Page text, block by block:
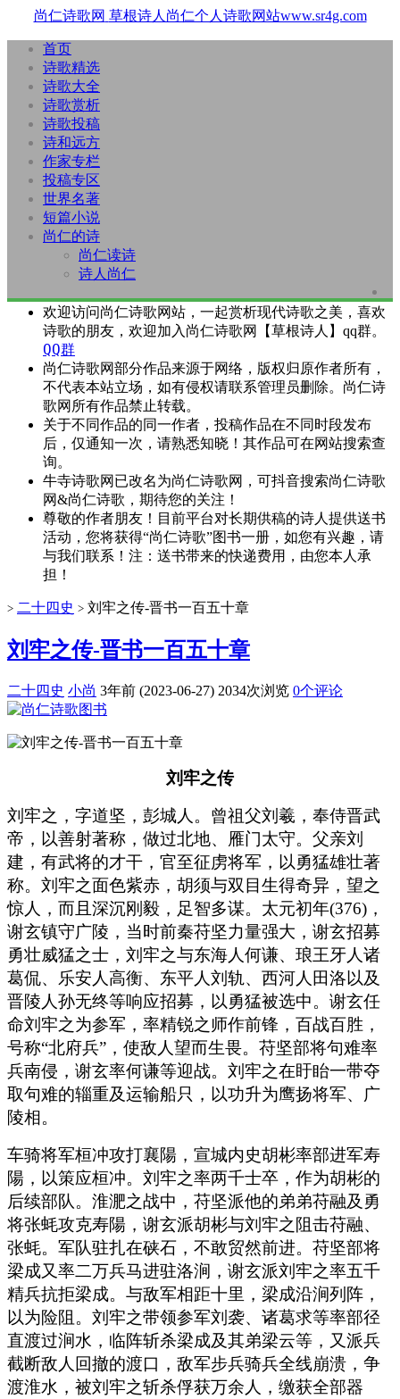
尚仁诗歌网 草根诗人尚仁个人诗歌网站www.sr4g.com
首页
诗歌精选
诗歌大全
诗歌赏析
诗歌投稿
诗和远方
作家专栏
投稿专区
世界名著
短篇小说
尚仁的诗
尚仁读诗
诗人尚仁
欢迎访问尚仁诗歌网站，一起赏析现代诗歌之美，喜欢
诗歌的朋友，欢迎加入尚仁诗歌网【草根诗人】qq群。
QQ群
尚仁诗歌网部分作品来源于网络，版权归原作者所有，
不代表本站立场，如有侵权请联系管理员删除。尚仁诗
歌网所有作品禁止转载。
关于不同作品的同一作者，投稿作品在不同时段发布
后，仅通知一次，请熟悉知晓！其作品可在网站搜索查
询。
牛寺诗歌网已改名为尚仁诗歌网，可抖音搜索尚仁诗歌
网&尚仁诗歌，期待您的关注！
尊敬的作者朋友！目前平台对长期供稿的诗人提供送书
活动，您将获得“尚仁诗歌”图书一册，如您有兴趣，请
与我们联系！注：送书带来的快递费用，由您本人承
担！
> 二十四史 > 刘牢之传-晋书一百五十章
刘牢之传-晋书一百五十章
二十四史 小尚 3年前 (2023-06-27) 2034次浏览 0个评论
刘牢之传
刘牢之，字道坚，彭城人。曾祖父刘羲，奉侍晋武
帝，以善射著称，做过北地、雁门太守。父亲刘
建，有武将的才干，官至征虏将军，以勇猛雄壮著
称。刘牢之面色紫赤，胡须与双目生得奇异，望之
惊人，而且深沉刚毅，足智多谋。太元初年(376)，
谢玄镇守广陵，当时前秦苻坚力量强大，谢玄招募
勇壮威猛之士，刘牢之与东海人何谦、琅王牙人诸
葛侃、乐安人高衡、东平人刘轨、西河人田洛以及
晋陵人孙无终等响应招募，以勇猛被选中。谢玄任
命刘牢之为参军，率精锐之师作前锋，百战百胜，
号称“北府兵”，使敌人望而生畏。苻坚部将句难率
兵南侵，谢玄率何谦等迎战。刘牢之在盱眙一带夺
取句难的辎重及运输船只，以功升为鹰扬将军、广
陵相。
车骑将军桓冲攻打襄陽，宣城内史胡彬率部进军寿
陽，以策应桓冲。刘牢之率两千士卒，作为胡彬的
后续部队。淮淝之战中，苻坚派他的弟弟苻融及勇
将张蚝攻克寿陽，谢玄派胡彬与刘牢之阻击苻融、
张蚝。军队驻扎在硖石，不敢贸然前进。苻坚部将
梁成又率二万兵马进驻洛涧，谢玄派刘牢之率五千
精兵抗拒梁成。与敌军相距十里，梁成沿涧列阵，
以为险阻。刘牢之带领参军刘袭、诸葛求等率部径
直渡过涧水，临阵斩杀梁成及其弟梁云等，又派兵
截断敌人回撤的渡口，敌军步兵骑兵全线崩溃，争
渡淮水，被刘牢之斩杀俘获万余人，缴获全部器